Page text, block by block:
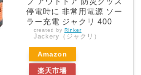
停電時に 非常用電源 ソー
ラー充電 ジャクリ 400
created by Rinker
Jackery（ジャクリ）
Amazon
楽天市場